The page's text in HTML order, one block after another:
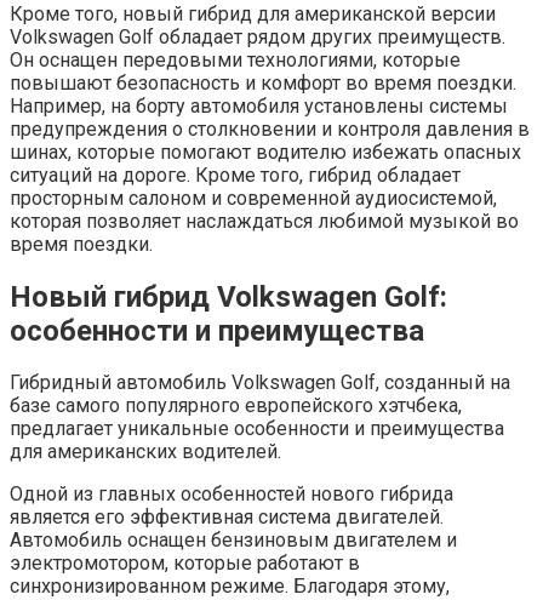
Кроме того, новый гибрид для американской версии
Volkswagen Golf обладает рядом других преимуществ.
Он оснащен передовыми технологиями, которые
повышают безопасность и комфорт во время поездки.
Например, на борту автомобиля установлены системы
предупреждения о столкновении и контроля давления в
шинах, которые помогают водителю избежать опасных
ситуаций на дороге. Кроме того, гибрид обладает
просторным салоном и современной аудиосистемой,
которая позволяет наслаждаться любимой музыкой во
время поездки.
Новый гибрид Volkswagen Golf:
особенности и преимущества
Гибридный автомобиль Volkswagen Golf, созданный на
базе самого популярного европейского хэтчбека,
предлагает уникальные особенности и преимущества
для американских водителей.
Одной из главных особенностей нового гибрида
является его эффективная система двигателей.
Автомобиль оснащен бензиновым двигателем и
электромотором, которые работают в
синхронизированном режиме. Благодаря этому,